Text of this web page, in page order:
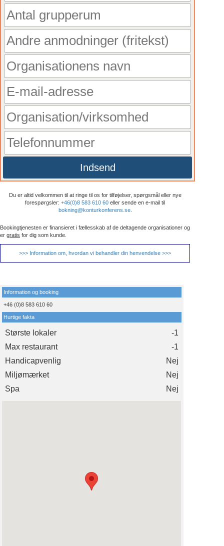
Indsend
Du er altid velkommen til at ringe til os for tilføjelser, spørgsmål eller nye
forespørgsler: +46(0)8 583 610 60 eller sende en e-mail til
bokning@konturkonferens.se.
Bookingtjenesten er finansieret i fællesskab af de deltagende organisationer og
er gratis for dig som kunde.
>>> Information om, hvordan vi behandler din henvendelse >>>
Information og booking
+46 (0)8 583 610 60
Hurtige fakta
Største lokaler
-1
Max restaurant
-1
Handicapvenlig
Nej
Miljømærket
Nej
Spa
Nej